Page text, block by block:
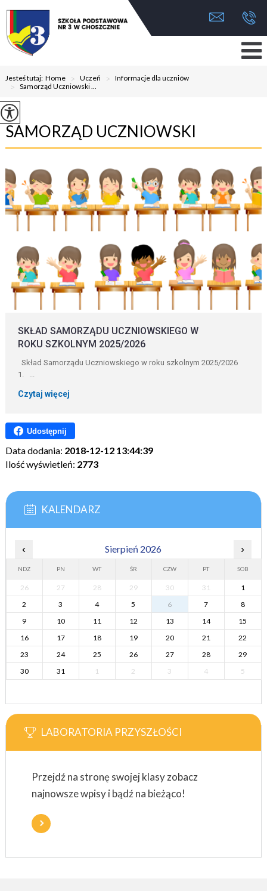
Jesteś tutaj: Home > Uczeń > Informacje dla uczniów
> Samorząd Uczniowski ...
SAMORZĄD UCZNIOWSKI
SKŁAD SAMORZĄDU UCZNIOWSKIEGO W
ROKU SZKOLNYM 2025/2026
Skład Samorządu Uczniowskiego w roku szkolnym 2025/2026
1. ...
Czytaj więcej
Udostępnij
Data dodania: 2018-12-12 13:44:39
Ilość wyświetleń: 2773
KALENDARZ
‹ Sierpień 2026 ›
NDZ PN WT ŚR CZW PT SOB
26 27 28 29 30 31
1
2
3 4 5 6 7
8
9
10 11 12 13 14
15
16
17 18 19 20 21
22
23
24 25 26 27 28
29
30
31 1 2 3 4 5
LABORATORIA PRZYSZŁOŚCI
Przejdź na stronę swojej klasy zobacz
najnowsze wpisy i bądź na bieżąco!